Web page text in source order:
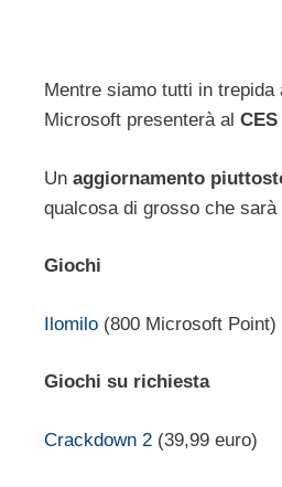
Mentre siamo tutti in trepida
Microsoft presenterà al CES
Un aggiornamento
qualcosa di grosso che
Giochi
Ilomilo (800 Microsoft Point)
Giochi su richiesta
Crackdown 2 (39,99 euro)